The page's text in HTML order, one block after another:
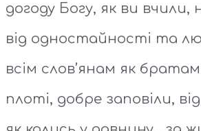
догоду Богу, як ви вчили,
від одностайності та
всім слов’янам як братам
плоті, добре заповіли,